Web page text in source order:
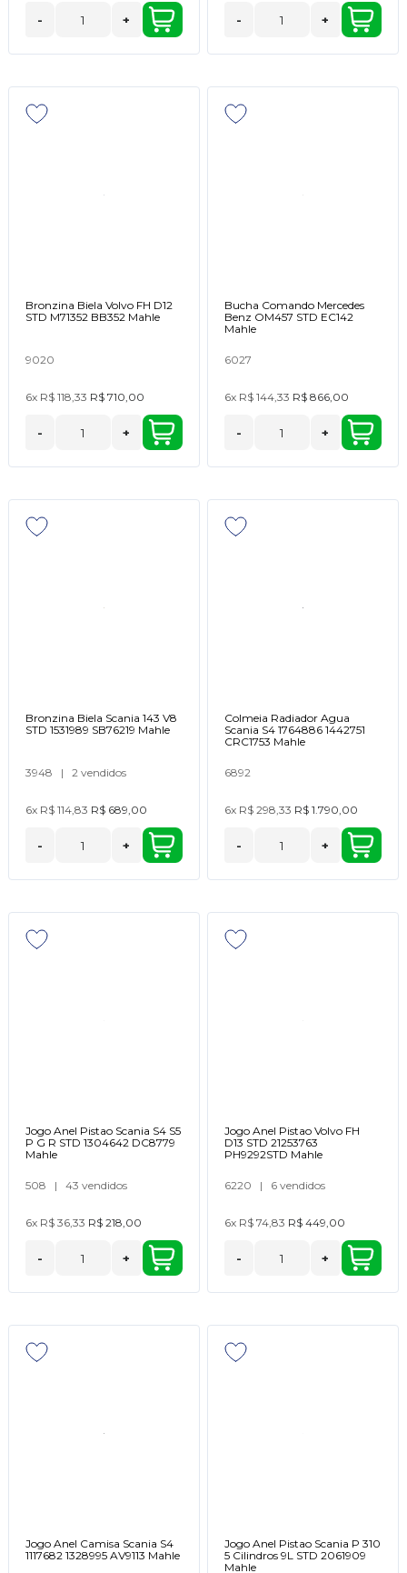
- + - +
Bronzina Biela Volvo FH D12
STD M71352 BB352 Mahle
9020
6x R$ 118,33 R$ 710,00
- +
Bucha Comando Mercedes
Benz OM457 STD EC142
Mahle
6027
6x R$ 144,33 R$ 866,00
- +
Bronzina Biela Scania 143 V8
STD 1531989 SB76219 Mahle
3948 | 2 vendidos
6x R$ 114,83 R$ 689,00
- +
Colmeia Radiador Agua
Scania S4 1764886 1442751
CRC1753 Mahle
6892
6x R$ 298,33 R$ 1.790,00
- +
Jogo Anel Pistao Scania S4 S5
P G R STD 1304642 DC8779
Mahle
508 | 43 vendidos
6x R$ 36,33 R$ 218,00
- +
Jogo Anel Pistao Volvo FH
D13 STD 21253763
PH9292STD Mahle
6220 | 6 vendidos
6x R$ 74,83 R$ 449,00
- +
Jogo Anel Camisa Scania S4
1117682 1328995 AV9113 Mahle
Jogo Anel Pistao Scania P 310
5 Cilindros 9L STD 2061909
Mahle